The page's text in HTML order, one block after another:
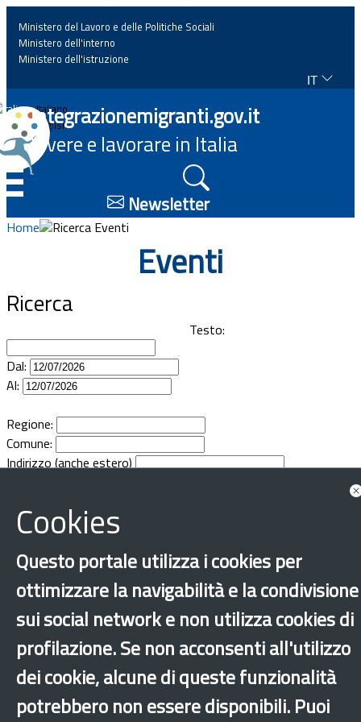
Home
News
Approfondimenti
Progetti
Documenti
Bandi
Guide
Ministero del Lavoro e delle Politiche Sociali
Ministero dell'interno
Ministero dell'istruzione
IT
Italiano
English
Integrazionemigranti.gov.it
Vivere e lavorare in Italia
Newsletter
Home Ricerca Eventi
Eventi
Ricerca
Testo:
Dal:
Al:
Regione:
Comune:
Indirizzo (anche estero)
Cookies
Questo portale utilizza i cookies per
ottimizzare la navigabilità e la condivisione
sui social network e non utilizza cookies di
profilazione. Se non acconsenti all'utilizzo
dei cookie, alcune di queste funzionalità
potrebbero non essere disponibili. Puoi